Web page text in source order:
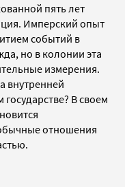
пять лет
Имперский опыт
событий в
но в колонии эта
измерения.
внутренней
В своем
отношения